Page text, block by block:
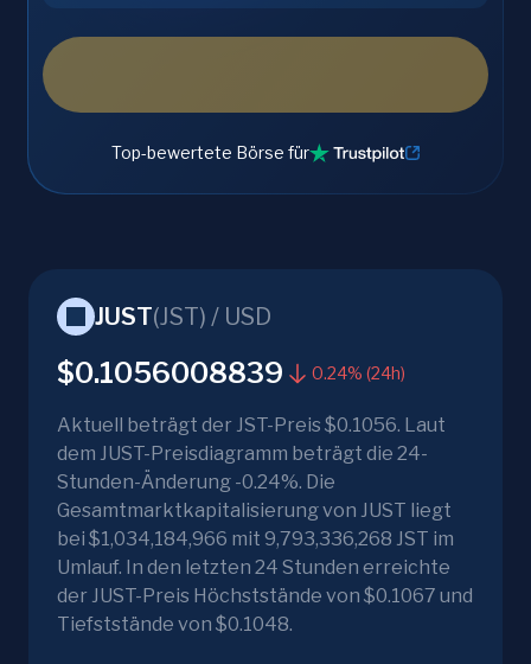
Top-bewertete Börse für
JUST(JST) / USD
$0.1056008839 0.24% (24h)
Aktuell beträgt der JST-Preis $0.1056. Laut
dem JUST-Preisdiagramm beträgt die 24-
Stunden-Änderung -0.24%. Die
Gesamtmarktkapitalisierung von JUST liegt
bei $1,034,184,966 mit 9,793,336,268 JST im
Umlauf. In den letzten 24 Stunden erreichte
der JUST-Preis Höchststände von $0.1067 und
Tiefststände von $0.1048.